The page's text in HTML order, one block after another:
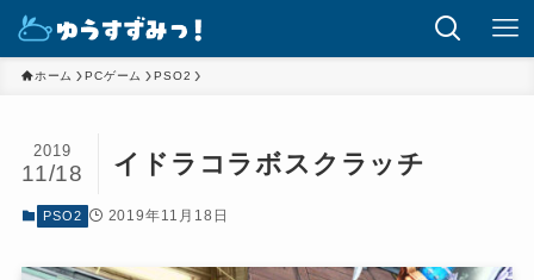
ホーム PCゲーム PSO2
イドラコラボスクラッチ
2019
11/18
PSO2 2019年11月18日